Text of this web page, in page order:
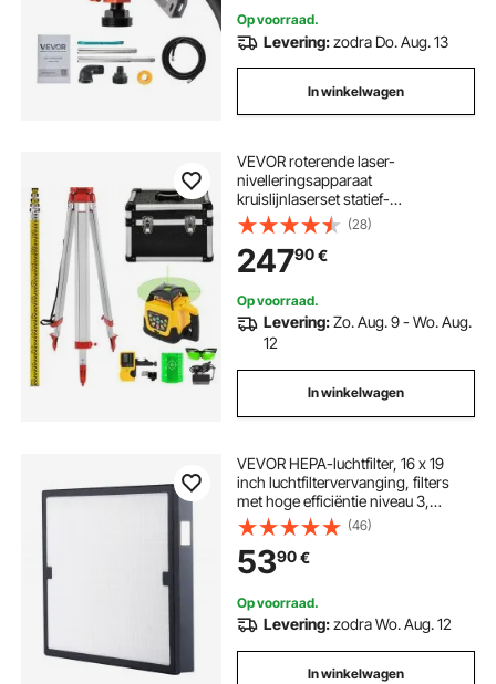
Op voorraad.
Levering:zodra Do. Aug. 13
In winkelwagen
VEVOR roterende laser-
nivelleringsapparaat
kruislijnlaserset statief-
nivelleringsstaf
(28)
24790€
Op voorraad.
Levering:Zo. Aug. 9 - Wo. Aug.
12
In winkelwagen
VEVOR HEPA-luchtfilter, 16 x 19
inch luchtfiltervervanging, filters
met hoge efficiëntie niveau 3,
compatibel met BlueDri & VEVOR-
scrubber, luchtreinigers, apparatuur
voor waterschadeherstel
(46)
5390€
Op voorraad.
Levering:zodra Wo. Aug. 12
In winkelwagen